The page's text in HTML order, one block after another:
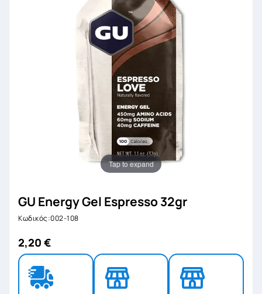
Tap to expand
GU Energy Gel Espresso 32gr
Κωδικός:002-108
2,20 €